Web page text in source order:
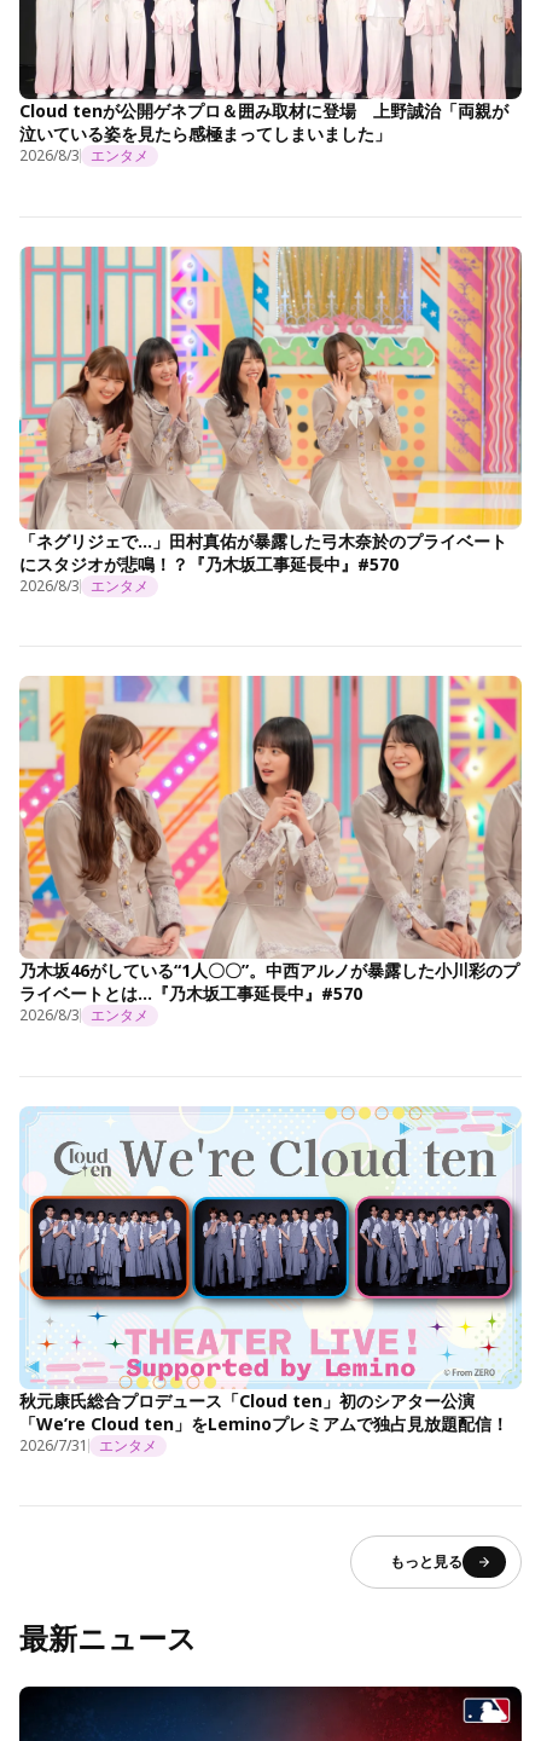
Cloud tenが公開ゲネプロ＆囲み取材に登場 上野誠治「両親が
泣いている姿を見たら感極まってしまいました」
2026/8/3 エンタメ
「ネグリジェで…」田村真佑が暴露した弓木奈於のプライベート
にスタジオが悲鳴！？『乃木坂工事延長中』#570
2026/8/3 エンタメ
乃木坂46がしている“1人〇〇”。中西アルノが暴露した小川彩のプ
ライベートとは…『乃木坂工事延長中』#570
2026/8/3 エンタメ
秋元康氏総合プロデュース「Cloud ten」初のシアター公演
「We’re Cloud ten」をLeminoプレミアムで独占見放題配信！
2026/7/31 エンタメ
もっと見る
最新ニュース